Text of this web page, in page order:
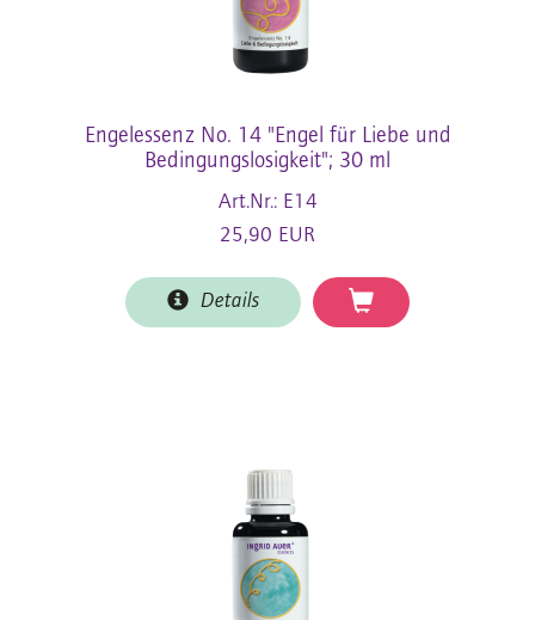
Engelessenz No. 14 "Engel für Liebe und
Bedingungslosigkeit"; 30 ml
Art.Nr.: E14
25,90 EUR
Details